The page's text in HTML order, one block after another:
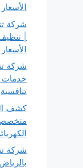
الأسعار
شركة
|
الأسعار
شركة
خدمات
تنافسية
كشف
شركة